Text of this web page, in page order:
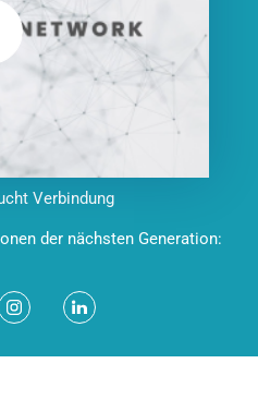
Verbindung
der nächsten Generation: